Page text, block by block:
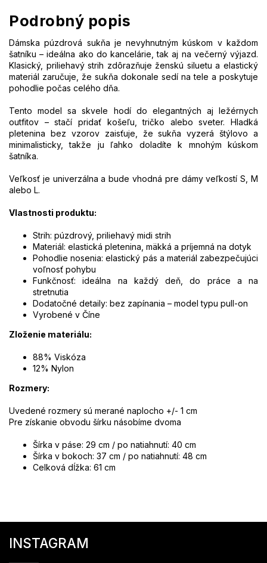
Podrobný popis
Dámska púzdrová sukňa je nevyhnutným kúskom v každom
šatníku – ideálna ako do kancelárie, tak aj na večerný výjazd.
Klasický, priliehavý strih zdôrazňuje ženskú siluetu a elastický
materiál zaručuje, že sukňa dokonale sedí na tele a poskytuje
pohodlie počas celého dňa.
Tento model sa skvele hodí do elegantných aj ležérnych
outfitov – stačí pridať košeľu, tričko alebo sveter. Hladká
pletenina bez vzorov zaisťuje, že sukňa vyzerá štýlovo a
minimalisticky, takže ju ľahko doladíte k mnohým kúskom
šatníka.
Veľkosť je univerzálna a bude vhodná pre dámy veľkostí S, M
alebo L.
Vlastnosti produktu:
Strih: púzdrový, priliehavý midi strih
Materiál: elastická pletenina, mäkká a príjemná na dotyk
Pohodlie nosenia: elastický pás a materiál zabezpečujúci
voľnosť pohybu
Funkčnosť: ideálna na každý deň, do práce a na
stretnutia
Dodatočné detaily: bez zapínania – model typu pull-on
Vyrobené v Číne
Zloženie materiálu:
88% Viskóza
12% Nylon
Rozmery:
Uvedené rozmery sú merané naplocho +/- 1 cm
Pre získanie obvodu šírku násobíme dvoma
Šírka v páse: 29 cm / po natiahnutí: 40 cm
Šírka v bokoch: 37 cm / po natiahnutí: 48 cm
Celková dĺžka: 61 cm
INSTAGRAM